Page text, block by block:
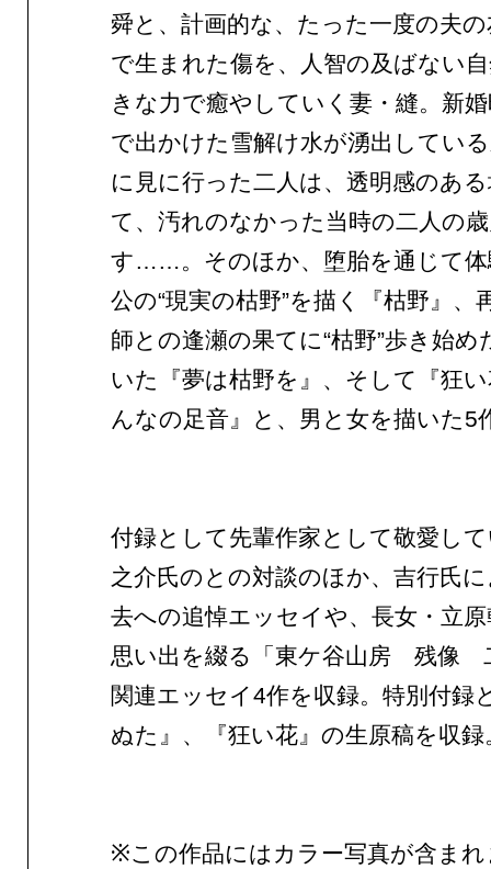
舜と、計画的な、たった一度の夫
で生まれた傷を、人智の及ばない
きな力で癒やしていく妻・縫。新
で出かけた雪解け水が湧出してい
に見に行った二人は、透明感のあ
て、汚れのなかった当時の二人の
す……。そのほか、堕胎を通じて体
公の“現実の枯野”を描く『枯野』、
師との逢瀬の果てに“枯野”歩き始め
いた『夢は枯野を』、そして『狂
んなの足音』と、男と女を描いた5
付録として先輩作家として敬愛し
之介氏のとの対談のほか、吉行氏
去への追悼エッセイや、長女・立
思い出を綴る「東ケ谷山房 残像
関連エッセイ4作を収録。特別付録
ぬた』、『狂い花』の生原稿を収録
※この作品にはカラー写真が含まれ